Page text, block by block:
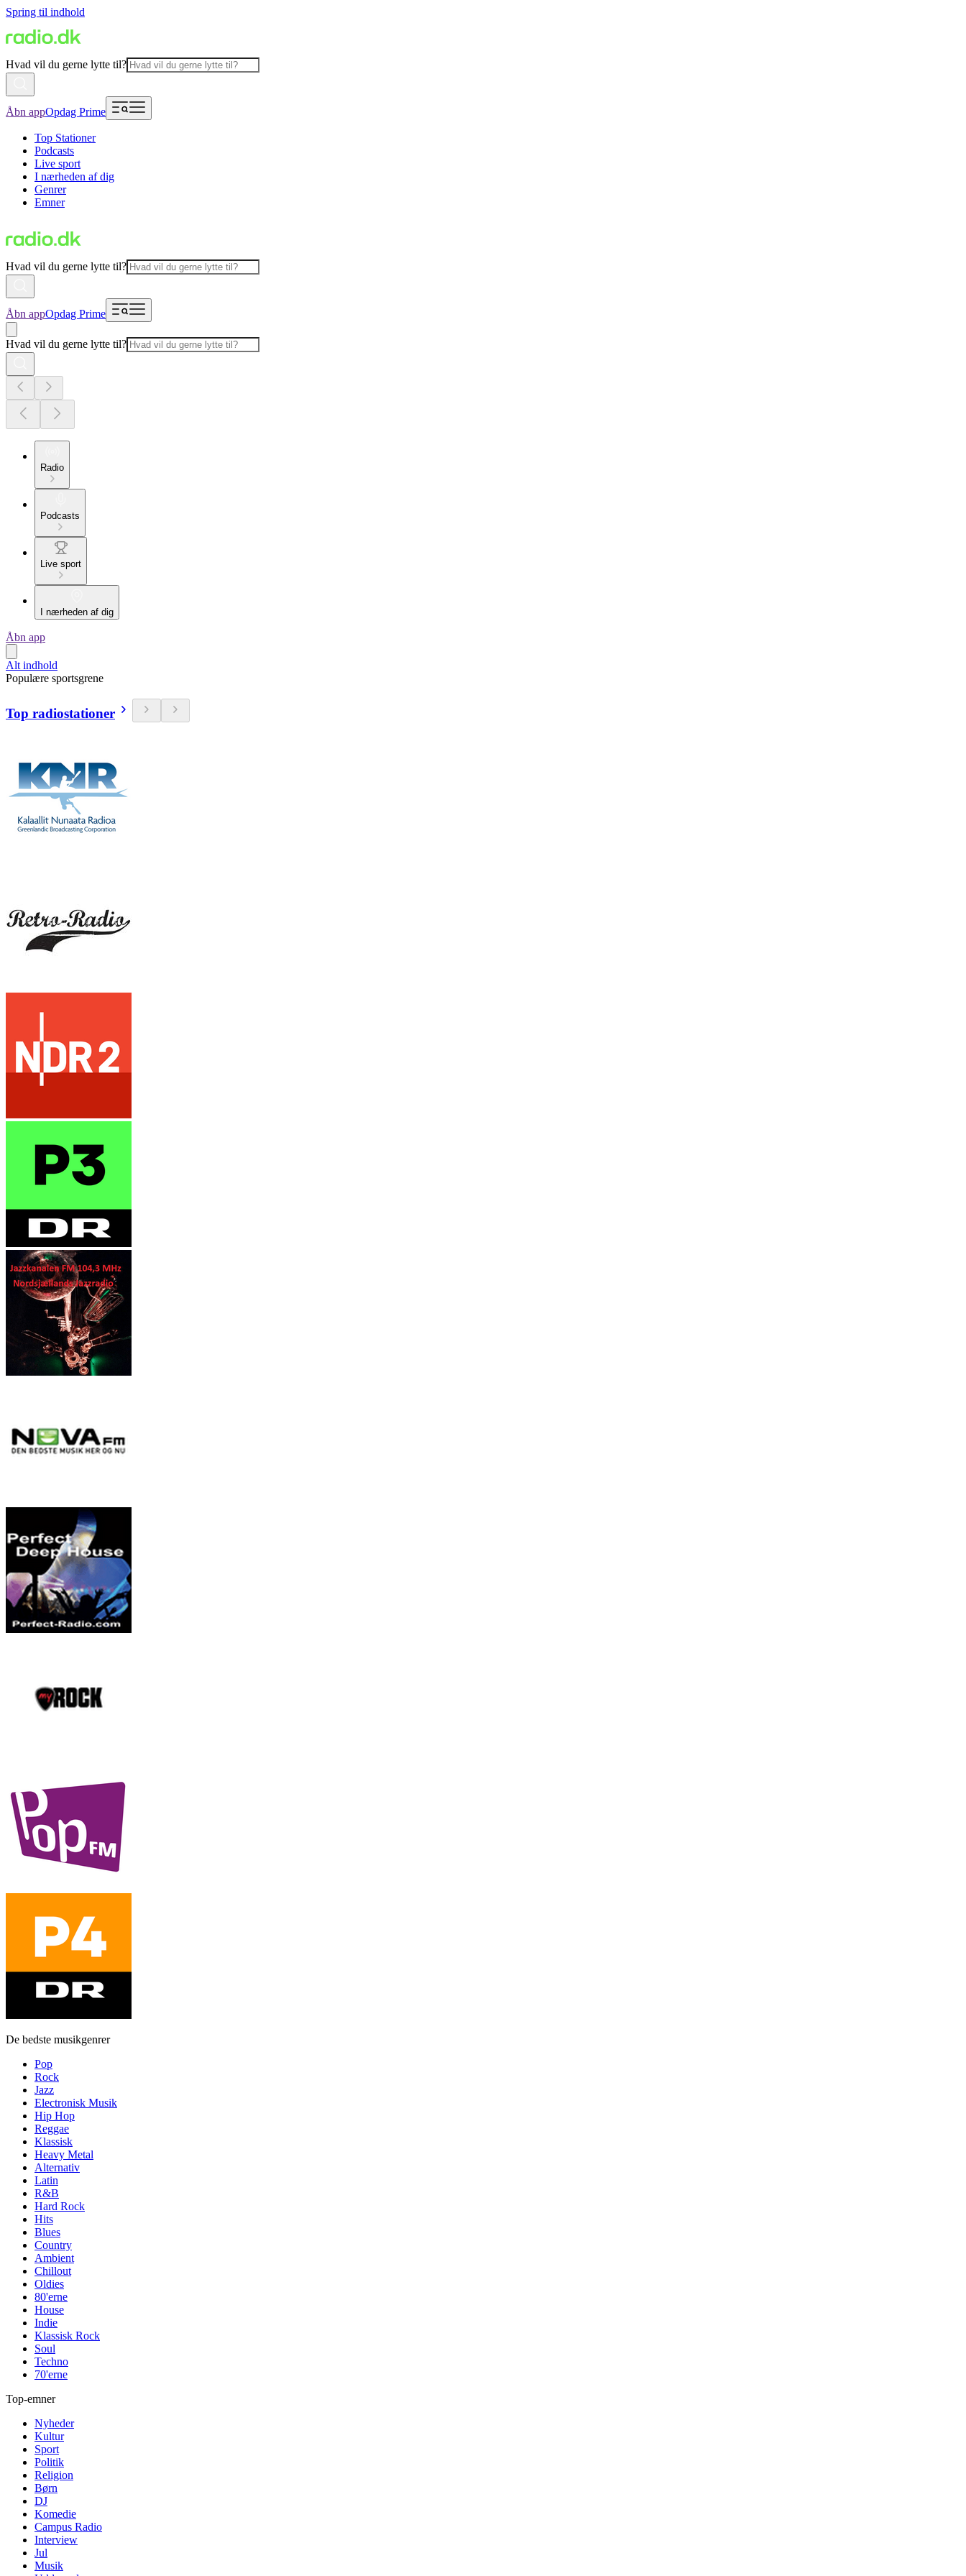
Spring til indhold
Hvad vil du gerne lytte til?
Åbn appOpdag Prime
Top Stationer
Podcasts
Live sport
I nærheden af dig
Genrer
Emner
Hvad vil du gerne lytte til?
Åbn appOpdag Prime
Hvad vil du gerne lytte til?
Radio
Podcasts
Live sport
I nærheden af dig
Åbn app
Alt indhold
Populære sportsgrene
Top radiostationer
De bedste musikgenrer
Pop
Rock
Jazz
Electronisk Musik
Hip Hop
Reggae
Klassisk
Heavy Metal
Alternativ
Latin
R&B
Hard Rock
Hits
Blues
Country
Ambient
Chillout
Oldies
80'erne
House
Indie
Klassisk Rock
Soul
Techno
70'erne
Top-emner
Nyheder
Kultur
Sport
Politik
Religion
Børn
DJ
Komedie
Campus Radio
Interview
Jul
Musik